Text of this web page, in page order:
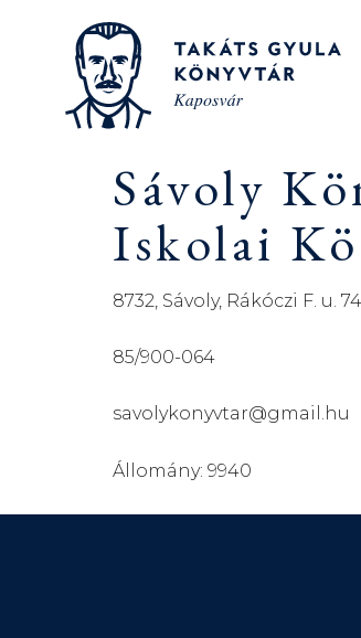
Sávoly
Iskolai
8732, Sávoly, Rákóczi F. u.
85/900-064
savolykonyvtar@gmail.hu
Állomány: 9940